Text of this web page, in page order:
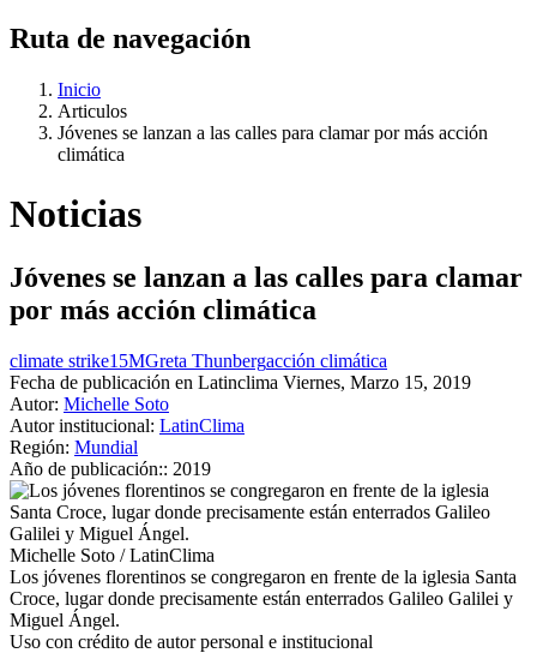
Ruta de navegación
Inicio
Articulos
Jóvenes se lanzan a las calles para clamar por más acción
climática
Noticias
Jóvenes se lanzan a las calles para clamar
por más acción climática
climate strike15MGreta Thunbergacción climática
Fecha de publicación en Latinclima Viernes, Marzo 15, 2019
Autor: Michelle Soto
Autor institucional: LatinClima
Región: Mundial
Año de publicación:: 2019
Michelle Soto / LatinClima
Los jóvenes florentinos se congregaron en frente de la iglesia Santa
Croce, lugar donde precisamente están enterrados Galileo Galilei y
Miguel Ángel.
Uso con crédito de autor personal e institucional